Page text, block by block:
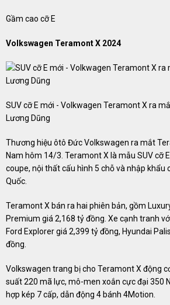
Gầm cao cỡ E
Volkswagen Teramont X 2024
SUV cỡ E mới - Volkwagen Teramont X ra
Lương Dũng
Thương hiệu ôtô Đức Volkswagen ra mắt
Nam hôm 14/3. Teramont X là mẫu SUV cỡ
coupe, nội thất cấu hình 5 chỗ và nhập khẩu
Quốc.
Teramont X bán ra hai phiên bản, gồm
Premium giá 2,168 tỷ đồng. Xe cạnh tranh
Ford Explorer giá 2,399 tỷ đồng, Hyundai
đồng.
Volkswagen trang bị cho Teramont X động
suất 220 mã lực, mô-men xoắn cực đại 350
hợp kép 7 cấp, dẫn động 4 bánh 4Motion.